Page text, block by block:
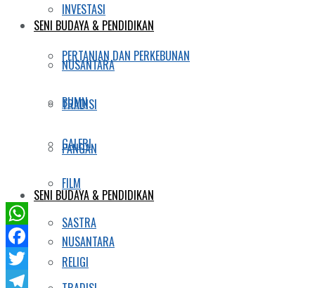
SENI BUDAYA & PENDIDIKAN
NUSANTARA
TRADISI
GALERI
FILM
SASTRA
RELIGI
INVESTASI
PERTANIAN DAN PERKEBUNAN
BUMN
PANGAN
SENI BUDAYA & PENDIDIKAN
NUSANTARA
WhatsApp
Facebook
Twitter